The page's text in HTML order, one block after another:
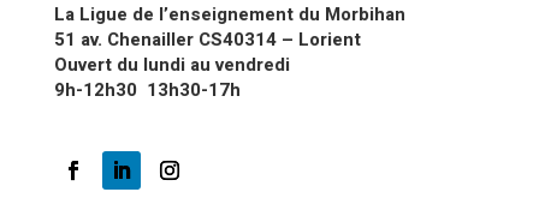
La Ligue de l’enseignement du Morbihan
51 av. Chenailler CS40314 – Lorient
Ouvert du lundi au vendredi
9h-12h30 13h30-17h